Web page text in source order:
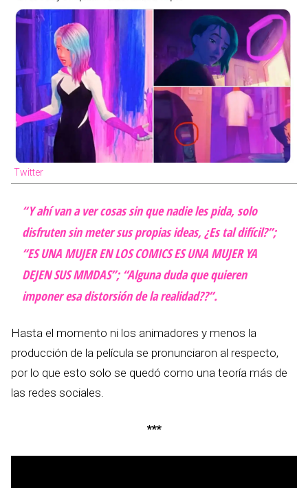
Twitter
“Y ahí van a ver cosas sin que nadie les pida, solo
disfruten sin meter sus propias ideas, ¿Es tal difícil?”;
“ES UNA MUJER EN LOS COMICS ES UNA MUJER YA
DEJEN SUS MMDAS”; “Alguna duda que quieren
imponer esa distorsión de la realidad??”.
Hasta el momento ni los animadores y menos la
producción de la película se pronunciaron al respecto,
por lo que esto solo se quedó como una teoría más de
las redes sociales.
***